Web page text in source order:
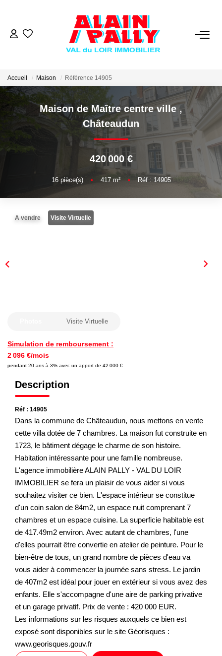
VENTE
LOCATION
GESTION
DERNIERES VENTES
NOS AGENCES
Notre Équipe
Nous Rejoindre
Accueil Maison Référence 14905
Maison de Maître centre ville ,
Châteaudun
420 000 €
16pièce(s) • 417m² • Réf : 14905
A vendre Visite Virtuelle
Simulation de remboursement :
2 096 €/mois
pendant 20 ans à 3% avec un apport de 42 000 €
Visite Virtuelle
Description
Réf : 14905
Dans la commune de Châteaudun, nous mettons en vente
cette villa dotée de 7 chambres. La maison fut construite en
1723, le bâtiment dégage le charme de son histoire.
Habitation intéressante pour une famille nombreuse.
L'agence immobilière ALAIN PALLY - VAL DU LOIR
IMMOBILIER se fera un plaisir de vous aider si vous
souhaitez visiter ce bien. L'espace intérieur se constitue
d'un coin salon de 84m2, un espace nuit comprenant 7
chambres et un espace cuisine. La superficie habitable est
de 417.49m2 environ. Avec autant de chambres, l'une
d'elles pourrait être convertie en atelier de peinture. Pour le
bien-être de tous, un grand nombre de pièces d'eau va
vous aider à commencer la journée sans stress. Le jardin
de 407m2 est idéal pour jouer en extérieur si vous avez des
enfants. Elle s'accompagne d'une aire de parking privative
et un garage privatif. Prix de vente : 420 000 EUR.
Les informations sur les risques auxquels ce bien est
exposé sont disponibles sur le site Géorisques :
www.georisques.gouv.fr